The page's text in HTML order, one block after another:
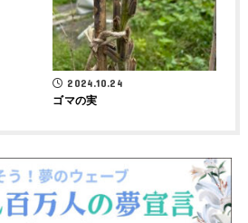
2024.10.24
ゴマの実